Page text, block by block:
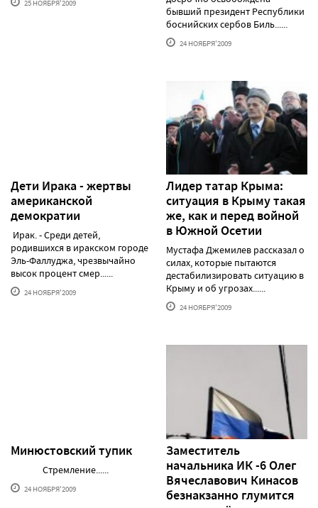
25 НОЯБРЯ'2009
бывший президент Республики
боснийских сербов Биль......
24 НОЯБРЯ'2009
Дети Ирака - жертвы
американской
демократии
Ирак. - Среди детей,
родившихся в иракском городе
Эль-Фаллуджа, чрезвычайно
высок процент смер......
24 НОЯБРЯ'2009
Лидер татар Крыма:
ситуация в Крыму такая
же, как и перед войной
в Южной Осетии
Мустафа Джемилев рассказал о
силах, которые пытаются
дестабилизировать ситуацию в
Крыму и об угрозах......
24 НОЯБРЯ'2009
Минюстовский тупик
Стремление......
24 НОЯБРЯ'2009
Заместитель
начальника ИК -6 Олег
Вячеславович Кинасов
безнакзанно глумится